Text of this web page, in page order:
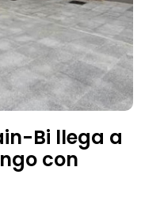
Bi llega a
con